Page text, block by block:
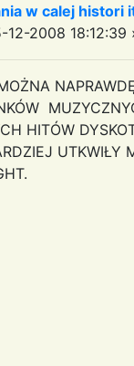
w calej histori
12-2008 18:12:39
HITÓW